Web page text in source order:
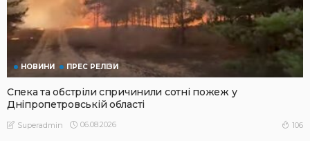
НОВИНИ ПРЕС РЕЛІЗИ
Спека та обстріли спричинили сотні пожеж у
Дніпропетровській області
Superadmin 06.08.2026 106